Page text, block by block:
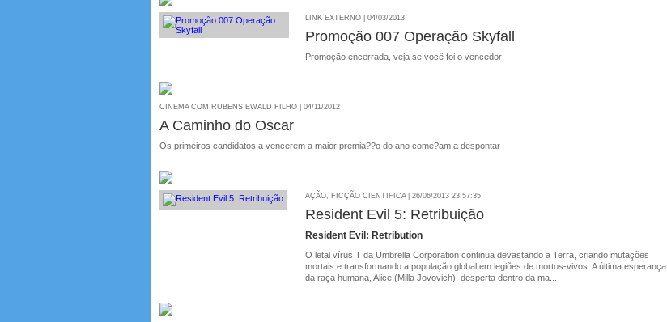
LINK EXTERNO | 04/03/2013
Promoção 007 Operação Skyfall
Promoção encerrada, veja se você foi o vencedor!
CINEMA COM RUBENS EWALD FILHO | 04/11/2012
A Caminho do Oscar
Os primeiros candidatos a vencerem a maior premia??o do ano come?am a despontar
AÇÃO, FICÇÃO CIENTIFICA | 26/06/2013 23:57:35
Resident Evil 5: Retribuição
Resident Evil: Retribution
O letal vírus T da Umbrella Corporation continua devastando a Terra, criando mutações
mortais e transformando a população global em legiões de mortos-vivos. A última esperança
da raça humana, Alice (Milla Jovovich), desperta dentro da ma...